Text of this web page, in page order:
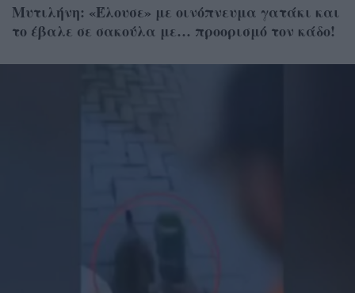
Μυτιλήνη: «Έλουσε» με οινόπνευμα γατάκι και
το έβαλε σε σακούλα με… προορισμό τον κάδο!